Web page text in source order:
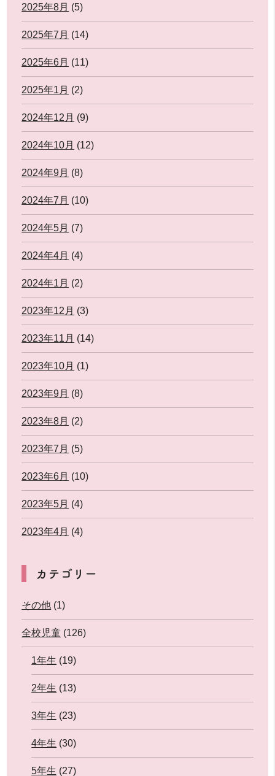
2025年8月 (5)
2025年7月 (14)
2025年6月 (11)
2025年1月 (2)
2024年12月 (9)
2024年10月 (12)
2024年9月 (8)
2024年7月 (10)
2024年5月 (7)
2024年4月 (4)
2024年1月 (2)
2023年12月 (3)
2023年11月 (14)
2023年10月 (1)
2023年9月 (8)
2023年8月 (2)
2023年7月 (5)
2023年6月 (10)
2023年5月 (4)
2023年4月 (4)
カテゴリー
その他 (1)
全校児童 (126)
1年生 (19)
2年生 (13)
3年生 (23)
4年生 (30)
5年生 (27)